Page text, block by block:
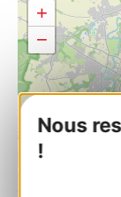
Nous
!
+
−